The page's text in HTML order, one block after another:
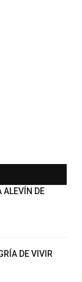
ALEVÍN DE
DE VIVIR